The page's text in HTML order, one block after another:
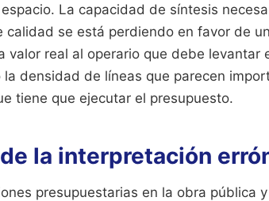
La capacidad de síntesis
calidad se está perdiendo en favor de
valor real al operario que debe levantar
densidad de líneas que parecen
tiene que ejecutar el presupuesto.
la interpretación
presupuestarias en la obra pública